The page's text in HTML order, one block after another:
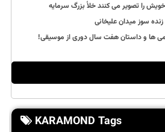
خویش را تصویر می کنند خلأ بزرگ سرمایه
سوز میدان علیخانی
ها و داستان هفت سال دوری از موسیقی!
KARAMOND Tags